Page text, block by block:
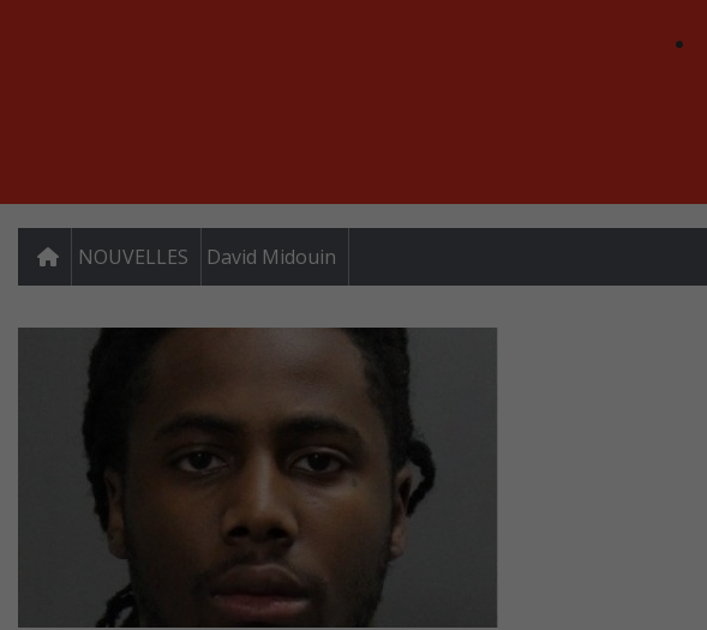
NOUVELLES David Midouin